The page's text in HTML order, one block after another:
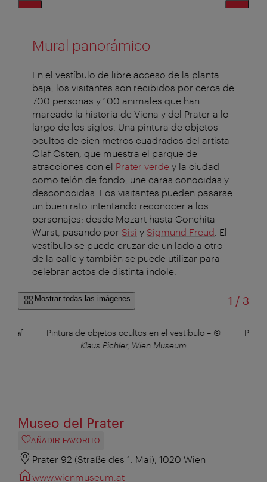
Mural panorámico
En el vestíbulo de libre acceso de la planta
baja, los visitantes son recibidos por cerca de
700 personas y 100 animales que han
marcado la historia de Viena y del Prater a lo
largo de los siglos. Una pintura de objetos
ocultos de cien metros cuadrados del artista
Olaf Osten, que muestra el parque de
atracciones con el Prater verde y la ciudad
como telón de fondo, une caras conocidas y
desconocidas. Los visitantes pueden pasarse
un buen rato intentando reconocer a los
personajes: desde Mozart hasta Conchita
Wurst, pasando por Sisi y Sigmund Freud . El
vestíbulo se puede cruzar de un lado a otro
de la calle y también se puede utilizar para
celebrar actos de distinta índole.
Mostrar todas las imágenes 1 /de
3
Olaf Pintura de objetos ocultos en el vestíbulo– ©
Klaus Pichler, Wien Museum
Museo del Prater
AÑADIR FAVORITO
Prater 92 (Straße des 1. Mai), 1020 Wien
www.wienmuseum.at